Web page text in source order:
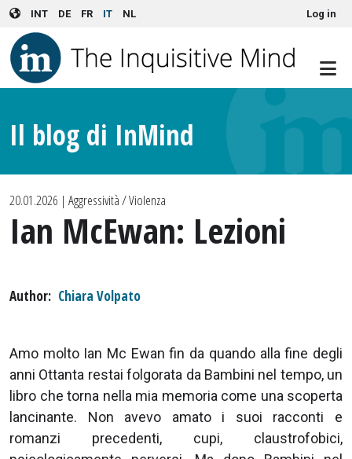
Skip to main content
INT DE FR IT NL User account menuLog in
Il blog di InMind
20.01.2026 | Aggressività / Violenza
Ian McEwan: Lezioni
Author Chiara Volpato
Amo molto Ian Mc Ewan fin da quando alla fine degli
anni Ottanta restai folgorata da Bambini nel tempo, un
libro che torna nella mia memoria come una scoperta
lancinante. Non avevo amato i suoi racconti e
romanzi precedenti, cupi, claustrofobici,